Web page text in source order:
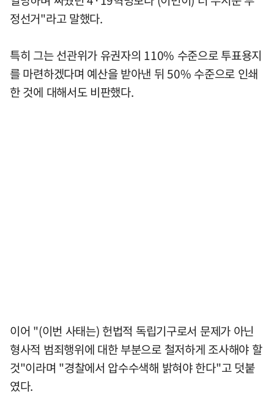
정선거"라고 말했다.
특히 그는 선관위가 유권자의 110% 수준으로 투표용지
를 마련하겠다며 예산을 받아낸 뒤 50% 수준으로 인쇄
한 것에 대해서도 비판했다.
이어 "(이번 사태는) 헌법적 독립기구로서 문제가 아닌
형사적 범죄행위에 대한 부분으로 철저하게 조사해야 할
것"이라며 "경찰에서 압수수색해 밝혀야 한다"고 덧붙
였다.